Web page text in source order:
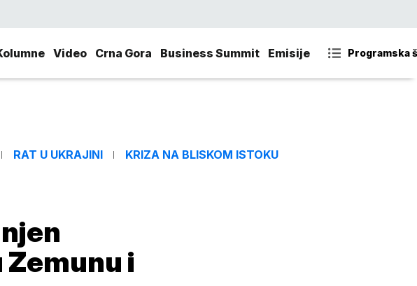
Video Crna Gora Business Summit Emisije Programska
RAT U UKRAJINI KRIZA NA BLISKOM ISTOKU
i